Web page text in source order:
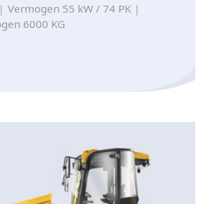
Vermogen 55 kW / 74 PK
6000 KG